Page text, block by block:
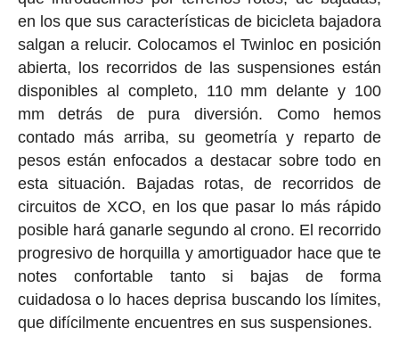
en los que sus características de bicicleta bajadora
salgan a relucir. Colocamos el Twinloc en posición
abierta, los recorridos de las suspensiones están
disponibles al completo, 110 mm delante y 100
mm detrás de pura diversión. Como hemos
contado más arriba, su geometría y reparto de
pesos están enfocados a destacar sobre todo en
esta situación. Bajadas rotas, de recorridos de
circuitos de XCO, en los que pasar lo más rápido
posible hará ganarle segundo al crono. El recorrido
progresivo de horquilla y amortiguador hace que te
notes confortable tanto si bajas de forma
cuidadosa o lo haces deprisa buscando los límites,
que difícilmente encuentres en sus suspensiones.